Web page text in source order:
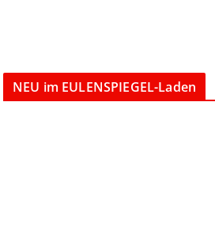
NEU im EULENSPIEGEL-Laden